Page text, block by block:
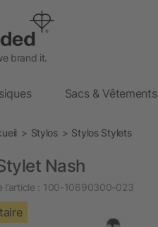
brand it.
Sacs & Vêtements
Stylos Stylos Stylets
Nash
: 100-10690300-023